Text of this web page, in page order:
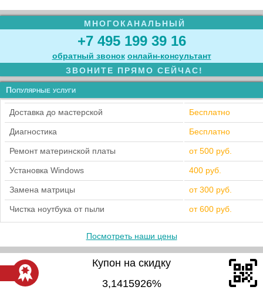
МНОГОКАНАЛЬНЫЙ
+7 495 199 39 16
обратный звонок онлайн‑консультант
ЗВОНИТЕ ПРЯМО СЕЙЧАС!
Популярные услуги
Доставка до мастерской Бесплатно
Диагностика Бесплатно
Ремонт материнской платы от 500 руб.
Установка Windows 400 руб.
Замена матрицы от 300 руб.
Чистка ноутбука от пыли от 600 руб.
Посмотреть наши цены
Купон на скидку
3,1415926%